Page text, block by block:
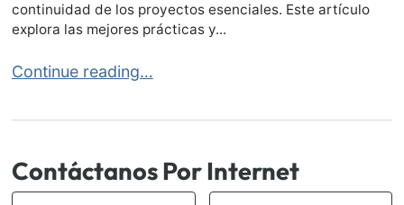
continuidad de los proyectos esenciales. Este artículo
explora las mejores prácticas y...
Prevención de Accidentes en la Construcción
Continue reading…
Contáctanos Por Internet
*